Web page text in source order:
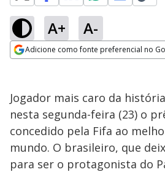
A+ A-
Adicione como fonte preferencial no
Jogador mais caro da
nesta segunda-feira (23) o
concedido pela Fifa ao
mundo. O brasileiro, que
para ser o protagonista do